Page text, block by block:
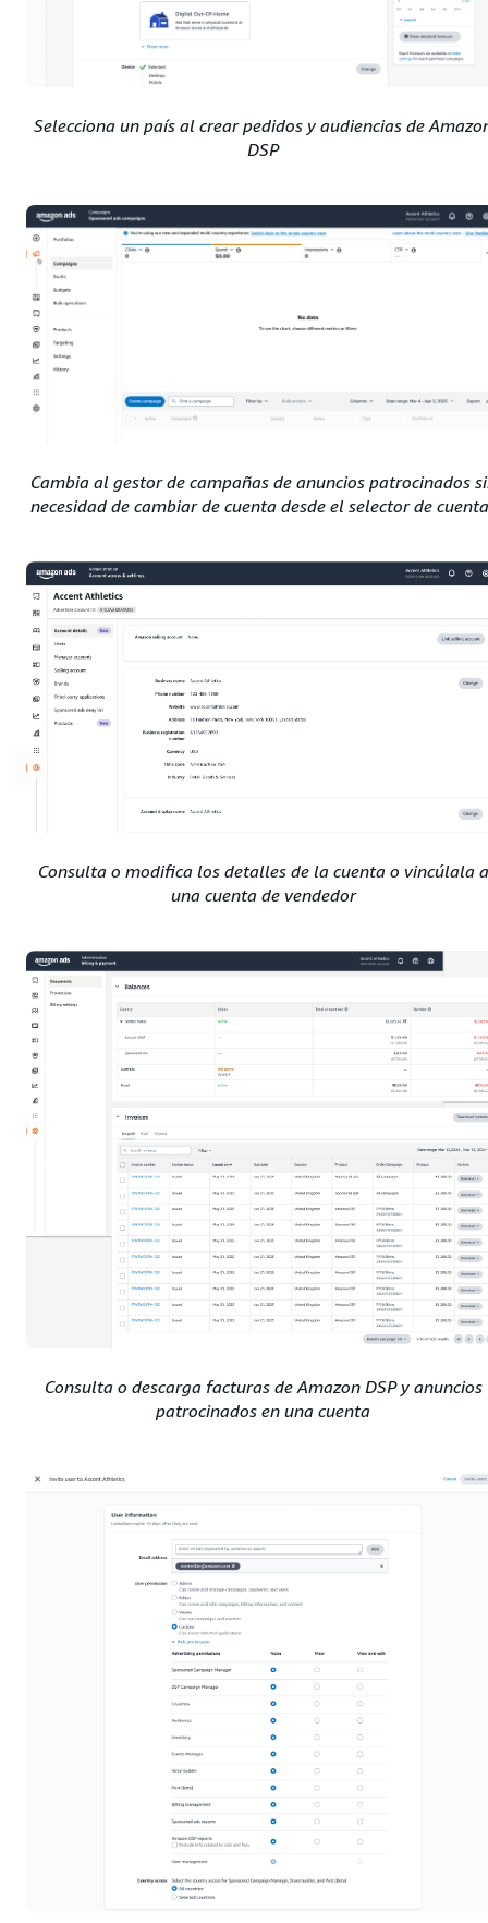
Selecciona un país al crear pedidos y audiencias de
DSP
Cambia al gestor de campañas de anuncios patrocinados
necesidad de cambiar de cuenta desde el selector de
Consulta o modifica los detalles de la cuenta o vincúlala a
una cuenta de vendedor
Consulta o descarga facturas de Amazon DSP y anuncios
patrocinados en una cuenta